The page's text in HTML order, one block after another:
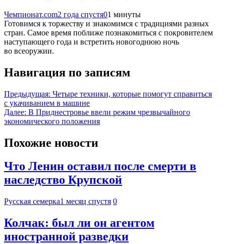
Чемпионат.com2 года спустя01 минуты
Готовимся к торжеству и знакомимся с традициями разных
стран. Самое время поближе познакомиться с покровителем
наступающего года и встретить новогоднюю ночь
во всеоружии.
Навигация по записям
Предыдущая: Четыре техники, которые помогут справиться
с укачиванием в машине
Далее: В Приднестровье ввели режим чрезвычайного
экономического положения
Похожие новости
Что Ленин оставил после смерти в
наследство Крупской
Русская семерка1 месяц спустя 0
Колчак: был ли он агентом
иностранной разведки